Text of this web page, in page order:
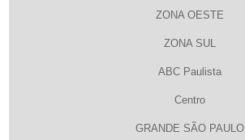
ZONA OESTE
ZONA SUL
ABC Paulista
Centro
GRANDE SÃO PAULO